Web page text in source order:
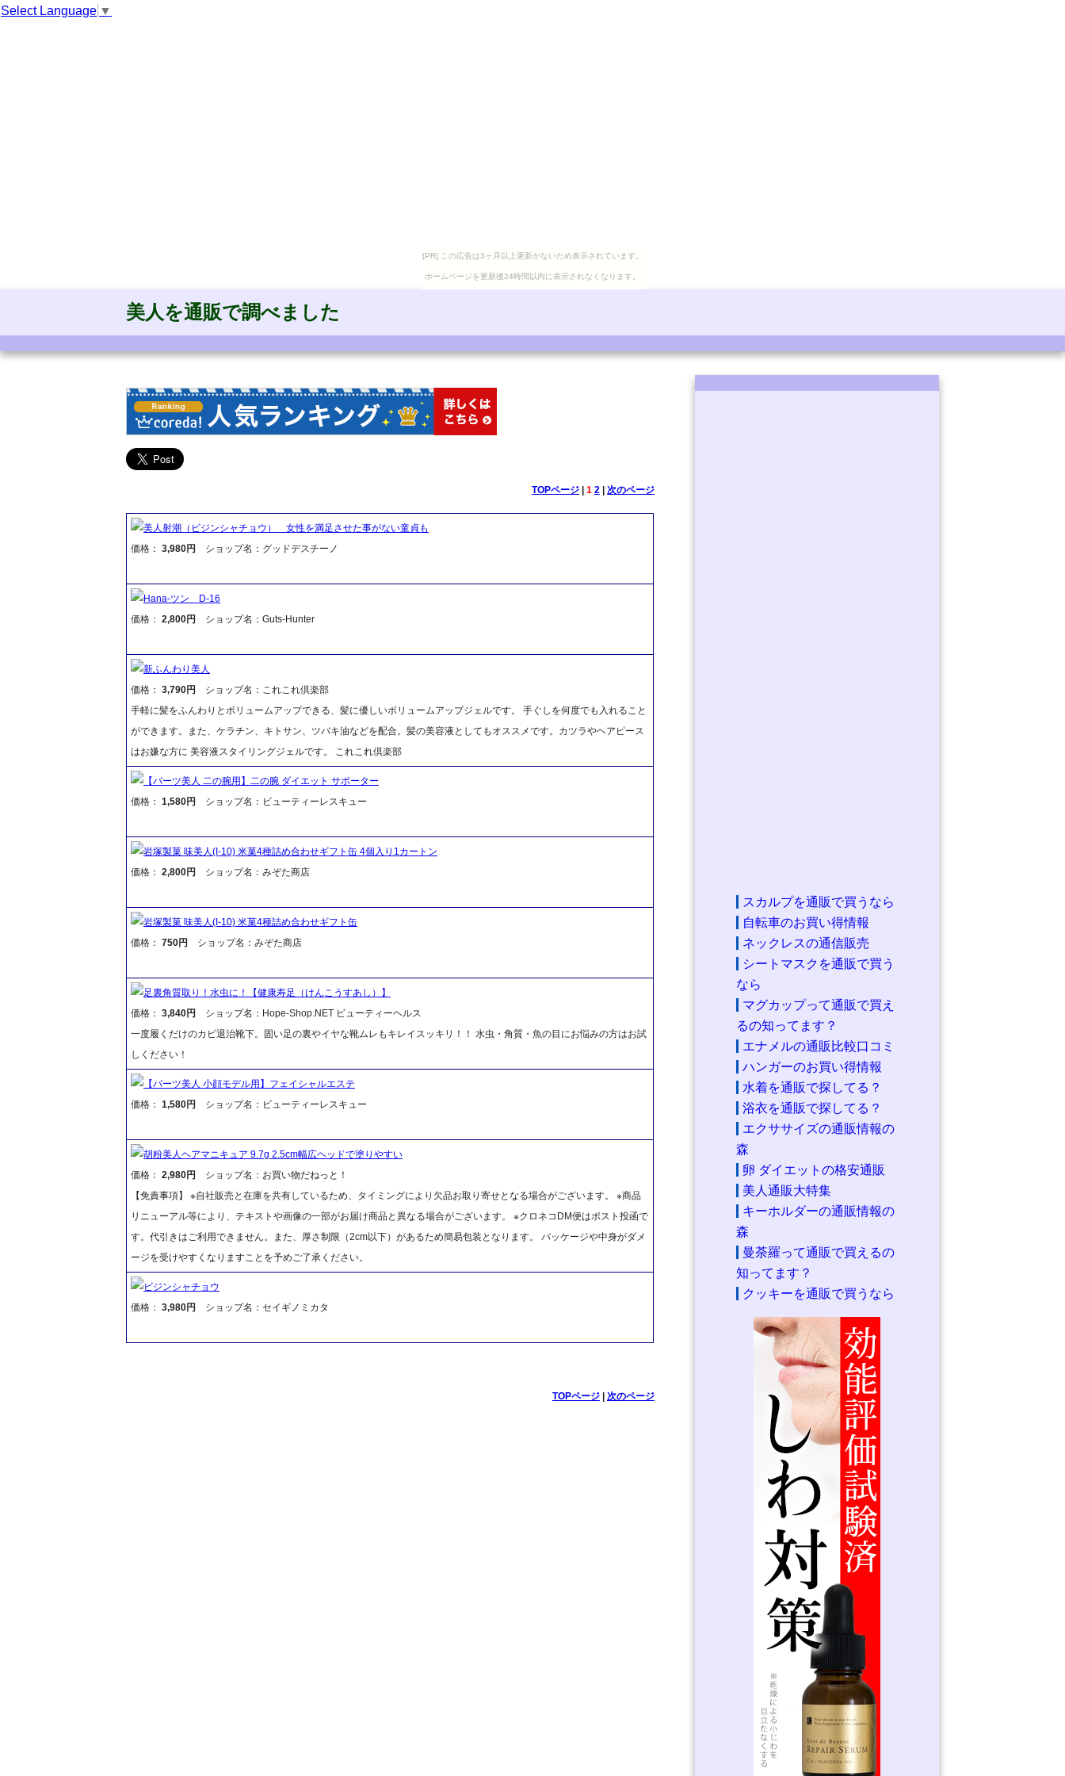
Select Language ▼
[PR] この広告は3ヶ月以上更新がないため表示されています。
ホームページを更新後24時間以内に表示されなくなります。
美人を通販で調べました
TOPページ| 1 2| 次のページ
美人射潮（ビジンシャチョウ） 女性を満足させた事がない童貞も
価格： 3,980円 ショップ名：グッドデスチーノ
Hana-ツン D-16
価格： 2,800円 ショップ名：Guts-Hunter
新ふんわり美人
価格： 3,790円
ショップ名：これこれ倶楽部
手軽に髪をふんわりとボリュームアップできる、髪に優しいボリュームアップジェルです。 手ぐしを何度でも入れること
ができます。また、ケラチン、キトサン、ツバキ油などを配合。髪の美容液としてもオススメです。カツラやヘアピース
はお嫌な方に 美容液スタイリングジェルです。 これこれ倶楽部
【パーツ美人 二の腕用】二の腕 ダイエット サポーター
価格： 1,580円 ショップ名：ビューティーレスキュー
岩塚製菓 味美人(I-10) 米菓4種詰め合わせギフト缶 4個入り1カートン
価格： 2,800円 ショップ名：みぞた商店
岩塚製菓 味美人(I-10) 米菓4種詰め合わせギフト缶
価格： 750円 ショップ名：みぞた商店
足裏角質取り！水虫に！【健康寿足（けんこうすあし）】
価格： 3,840円
ショップ名：Hope-Shop.NET ビューティーヘルス
一度履くだけのカビ退治靴下。固い足の裏やイヤな靴ムレもキレイスッキリ！！ 水虫・角質・魚の目にお悩みの方はお試
しください！
【パーツ美人 小顔モデル用】フェイシャルエステ
価格： 1,580円 ショップ名：ビューティーレスキュー
胡粉美人ヘアマニキュア 9.7g 2.5cm幅広ヘッドで塗りやすい
価格： 2,980円
ショップ名：お買い物だねっと！
【免責事項】 ※自社販売と在庫を共有しているため、タイミングにより欠品お取り寄せとなる場合がございます。 ※商品
リニューアル等により、テキストや画像の一部がお届け商品と異なる場合がございます。 ※クロネコDM便はポスト投函で
す。代引きはご利用できません。また、厚さ制限（2cm以下）があるため簡易包装となります。 パッケージや中身がダメ
ージを受けやすくなりますことを予めご了承ください。
ビジンシャチョウ
価格： 3,980円 ショップ名：セイギノミカタ
TOPページ| 次のページ
スカルプを通販で買うなら
自転車のお買い得情報
ネックレスの通信販売
シートマスクを通販で買う
なら
マグカップって通販で買え
るの知ってます？
エナメルの通販比較口コミ
ハンガーのお買い得情報
水着を通販で探してる？
浴衣を通販で探してる？
エクササイズの通販情報の
森
卵 ダイエットの格安通販
美人通販大特集
キーホルダーの通販情報の
森
曼荼羅って通販で買えるの
知ってます？
クッキーを通販で買うなら